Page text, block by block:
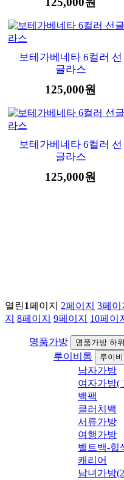
보테가베네타 6컬러 선
글라스
125,000원
보테가베네타 6컬러 선
글라스
125,000원
열린1페이지 2페이지 3페이
지 8페이지 9페이지 10페이
명품가방 명품가방 하
루이비통 루이
남자가방
여자가방(
백팩
클러치백
서류가방
여행가방
벨트백-힙
캐리어
남녀가방